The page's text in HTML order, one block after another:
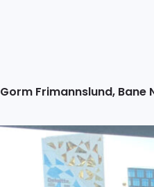
Gorm Frimannslund, Bane